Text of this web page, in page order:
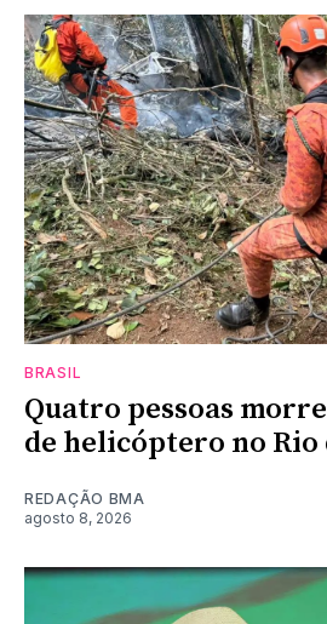
BRASIL
Quatro pessoas
de helicóptero no Rio
REDAÇÃO BMA
agosto 8, 2026